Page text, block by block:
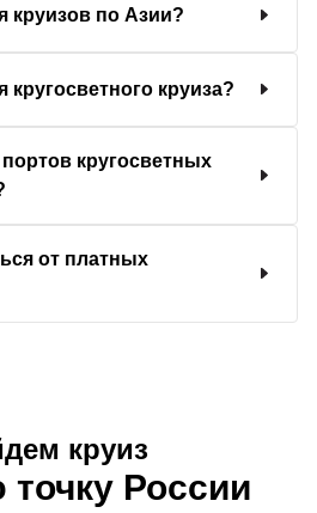
круизов по Азии?
кругосветного круиза?
кругосветных
от платных
круиз
России